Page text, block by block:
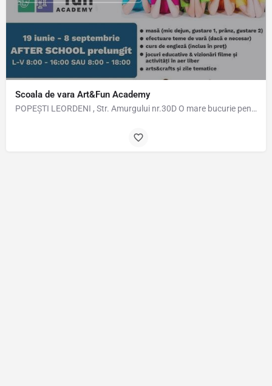
Scoala de vara Art&Fun Academy
POPEȘTI LEORDENI , Str. Amurgului nr.30D O mare bucurie pentru noi să oferim copilului tău o vară minunată…